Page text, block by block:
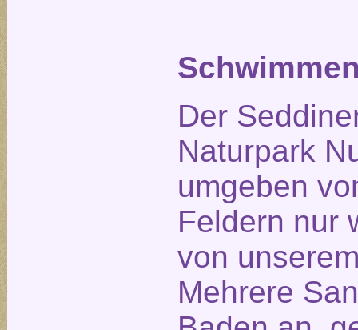
Der
Naturpark
umgeben
Feldern nur
von
Mehrere